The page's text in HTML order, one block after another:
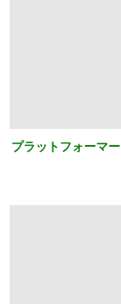
プラットフォーマー